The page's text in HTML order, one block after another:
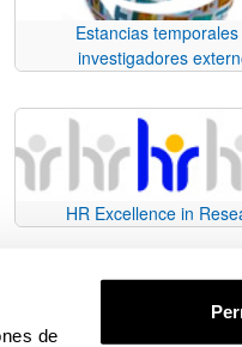
de
Estancias
investigadores
HR Excellence in